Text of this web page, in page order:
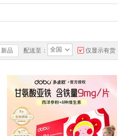
新品 配送至： 全国 仅显示有货